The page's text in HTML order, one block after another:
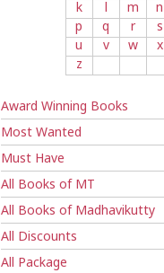
k
l m n
p
q r s
u
v w x
z
Award Winning Books
Most Wanted
Must Have
All Books of MT
All Books of Madhavikutty
All Discounts
All Package